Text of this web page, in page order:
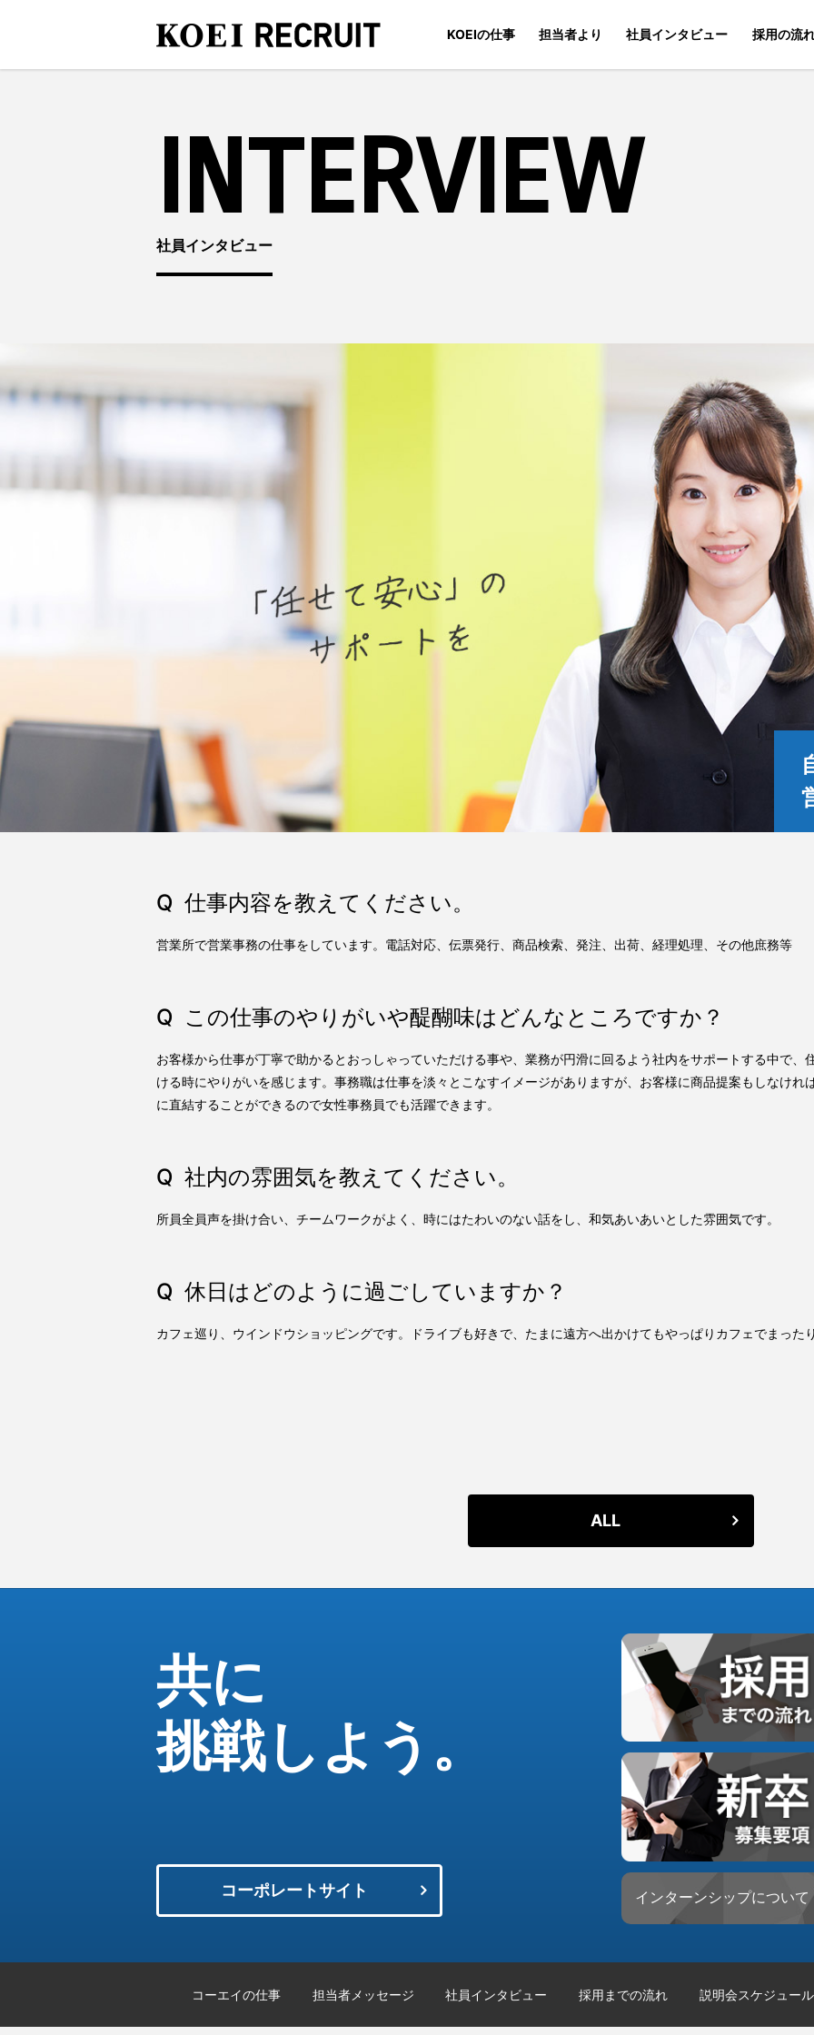
KOEIの仕事 担当者より 社員インタビュー 採用の流
INTERVIEW
社員インタビュー
仕事内容を教えてください。
営業所で営業事務の仕事をしています。電話対応、伝票発行、商品検索、発注、出荷、経理処理、その他庶務等
この仕事のやりがいや醍醐味はどんなところですか？
お客様から仕事が丁寧で助かるとおっしゃっていただける事や、業務が円滑に回るよう社内をサポートする中で、
ける時にやりがいを感じます。事務職は仕事を淡々とこなすイメージがありますが、お客様に商品提案もしなけれ
に直結することができるので女性事務員でも活躍できます。
社内の雰囲気を教えてください。
所員全員声を掛け合い、チームワークがよく、時にはたわいのない話をし、和気あいあいとした雰囲気です。
休日はどのように過ごしていますか？
カフェ巡り、ウインドウショッピングです。ドライブも好きで、たまに遠方へ出かけてもやっぱりカフェでまった
ALL
共に
挑戦しよう。
コーポレートサイト インターンシップについて
コーエイの仕事 担当者メッセージ 社員インタビュー 採用までの流れ 説明会スケジュール